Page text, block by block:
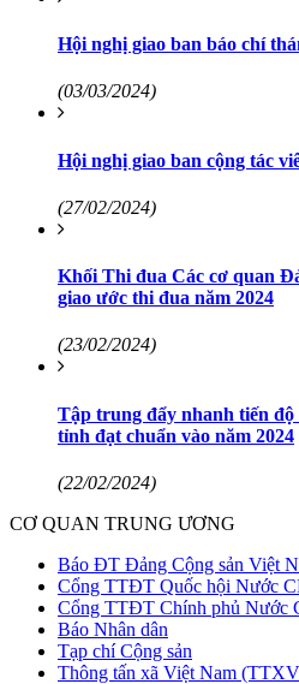
Hội nghị giao ban báo chí
(03/03/2024)
Hội nghị giao ban cộng tác
(27/02/2024)
Khối Thi đua Các cơ quan
giao ước thi đua năm 2024
(23/02/2024)
Tập trung đẩy nhanh tiến
tỉnh đạt chuẩn vào năm 2024
(22/02/2024)
CƠ QUAN TRUNG ƯƠNG
Báo ĐT Đảng Cộng sản Việt
Cổng TTĐT Quốc hội Nước
Cổng TTĐT Chính phủ Nước
Báo Nhân dân
Tạp chí Cộng sản
Thông tấn xã Việt Nam